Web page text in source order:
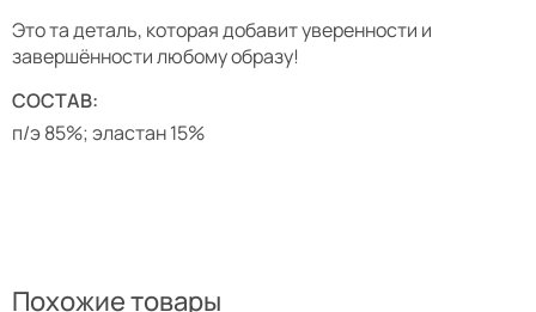
Это та деталь, которая добавит уверенности и
завершённости любому образу!
СОСТАВ:
п/э 85%; эластан 15%
Похожие товары